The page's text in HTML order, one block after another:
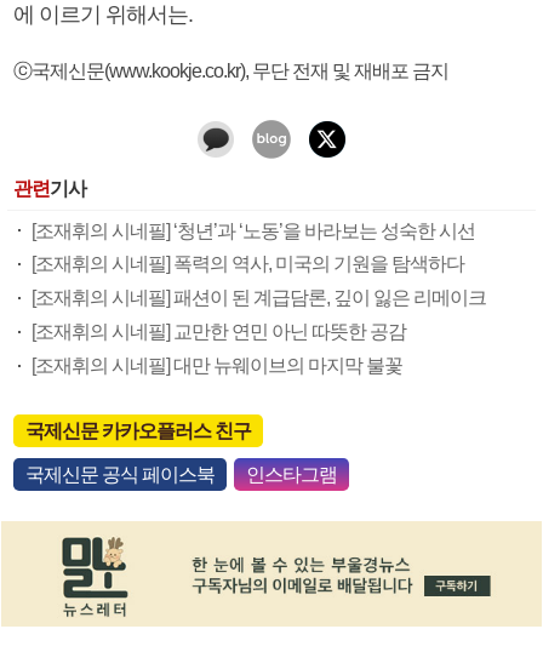
에 이르기 위해서는.
ⓒ국제신문(www.kookje.co.kr), 무단 전재 및 재배포 금지
관련기사
[조재휘의 시네필] ‘청년’과 ‘노동’을 바라보는 성숙한 시선
[조재휘의 시네필] 폭력의 역사, 미국의 기원을 탐색하다
[조재휘의 시네필] 패션이 된 계급담론, 깊이 잃은 리메이크
[조재휘의 시네필] 교만한 연민 아닌 따뜻한 공감
[조재휘의 시네필] 대만 뉴웨이브의 마지막 불꽃
국제신문 카카오플러스 친구
국제신문 공식 페이스북 인스타그램